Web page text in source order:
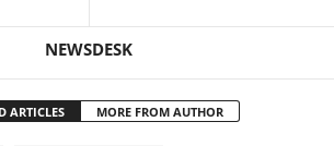
NEWSDESK
ARTICLES MORE FROM AUTHOR